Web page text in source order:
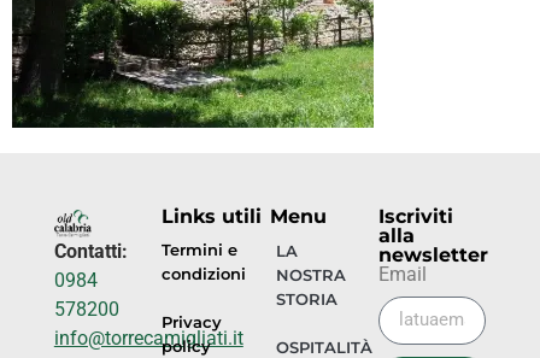
Contatti:
0984
578200
info@torrecamigliati.it
Links utili
Termini e
condizioni
Privacy
policy
Menu
LA
NOSTRA
STORIA
OSPITALITÀ
Iscriviti
alla
newsletter
Email